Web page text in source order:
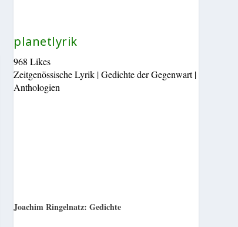
planetlyrik
968 Likes
Zeitgenössische Lyrik | Gedichte der Gegenwart |
Anthologien
Joachim Ringelnatz: Gedichte